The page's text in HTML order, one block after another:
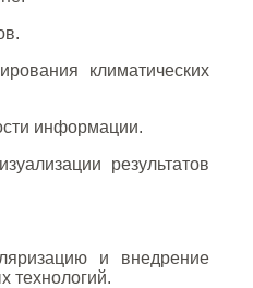
климатических
информации.
результатов
и внедрение
технологий.